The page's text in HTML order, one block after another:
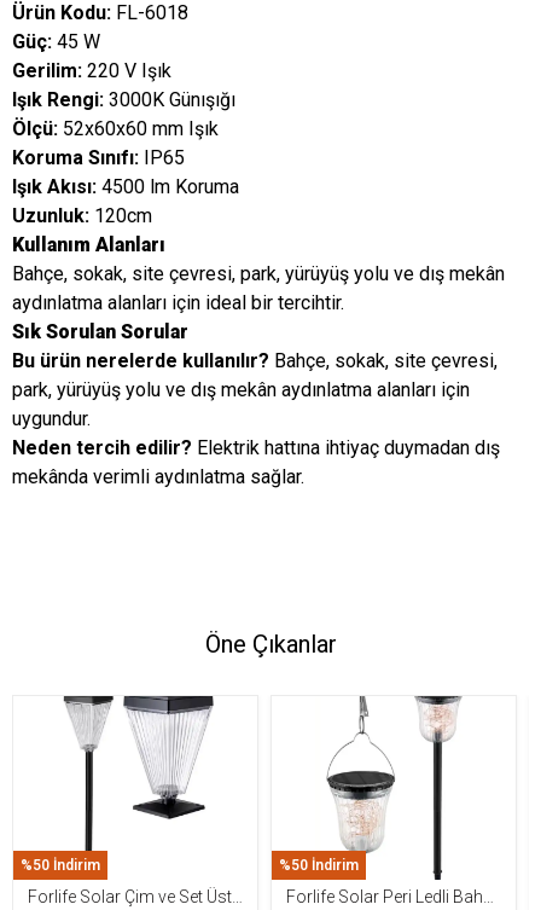
Ürün Kodu: FL-6018
Güç: 45 W
Gerilim: 220 V Işık
Işık Rengi: 3000K Günışığı
Ölçü: 52x60x60 mm Işık
Koruma Sınıfı: IP65
Işık Akısı: 4500 lm Koruma
Uzunluk: 120cm
Kullanım Alanları
Bahçe, sokak, site çevresi, park, yürüyüş yolu ve dış mekân
aydınlatma alanları için ideal bir tercihtir.
Sık Sorulan Sorular
Bu ürün nerelerde kullanılır? Bahçe, sokak, site çevresi,
park, yürüyüş yolu ve dış mekân aydınlatma alanları için
uygundur.
Neden tercih edilir? Elektrik hattına ihtiyaç duymadan dış
mekânda verimli aydınlatma sağlar.
Öne Çıkanlar
%50 İndirim
Forlife Solar Çim ve Set Üstü
%50 İndirim
Forlife Solar Peri Ledli Bahçe